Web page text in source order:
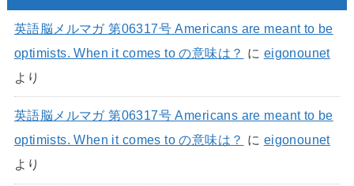
英語脳メルマガ 第06317号 Americans are meant to be
optimists. When it comes to の意味は？ に eigonounet
より
英語脳メルマガ 第06317号 Americans are meant to be
optimists. When it comes to の意味は？ に eigonounet
より